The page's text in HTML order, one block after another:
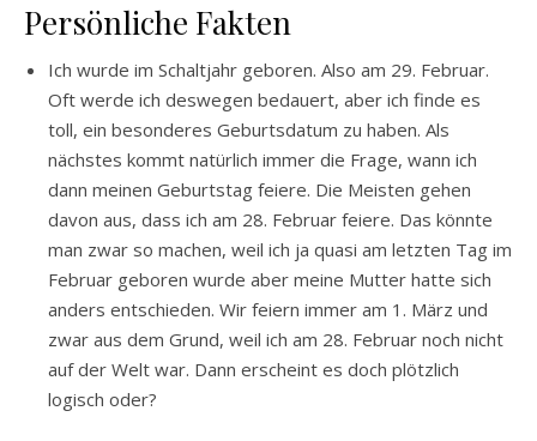
Persönliche Fakten
Ich wurde im Schaltjahr geboren. Also am 29. Februar.
Oft werde ich deswegen bedauert, aber ich finde es
toll, ein besonderes Geburtsdatum zu haben. Als
nächstes kommt natürlich immer die Frage, wann ich
dann meinen Geburtstag feiere. Die Meisten gehen
davon aus, dass ich am 28. Februar feiere. Das könnte
man zwar so machen, weil ich ja quasi am letzten Tag im
Februar geboren wurde aber meine Mutter hatte sich
anders entschieden. Wir feiern immer am 1. März und
zwar aus dem Grund, weil ich am 28. Februar noch nicht
auf der Welt war. Dann erscheint es doch plötzlich
logisch oder?